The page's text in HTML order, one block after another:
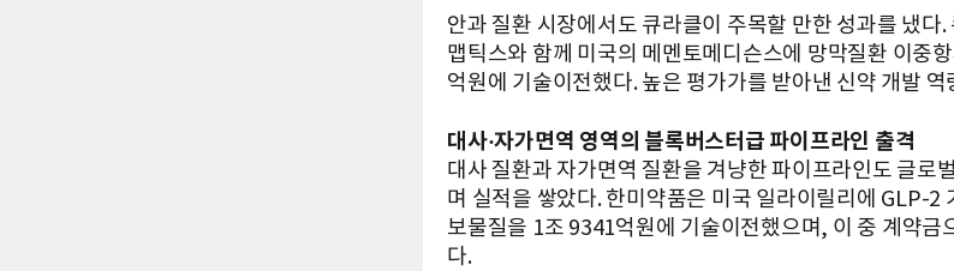
안과 질환 시장에서도 큐라클이 주목할 만한 성과를 냈다
맵틱스와 함께 미국의 메멘토메디슨스에 망막질환 이중
억원에 기술이전했다. 높은 평가가를 받아낸 신약 개발
대사·자가면역 영역의 블록버스터급 파이프라인 출격
대사 질환과 자가면역 질환을 겨냥한 파이프라인도 글로
며 실적을 쌓았다. 한미약품은 미국 일라이릴리에 GLP-2
보물질을 1조 9341억원에 기술이전했으며, 이 중 계약금
다.